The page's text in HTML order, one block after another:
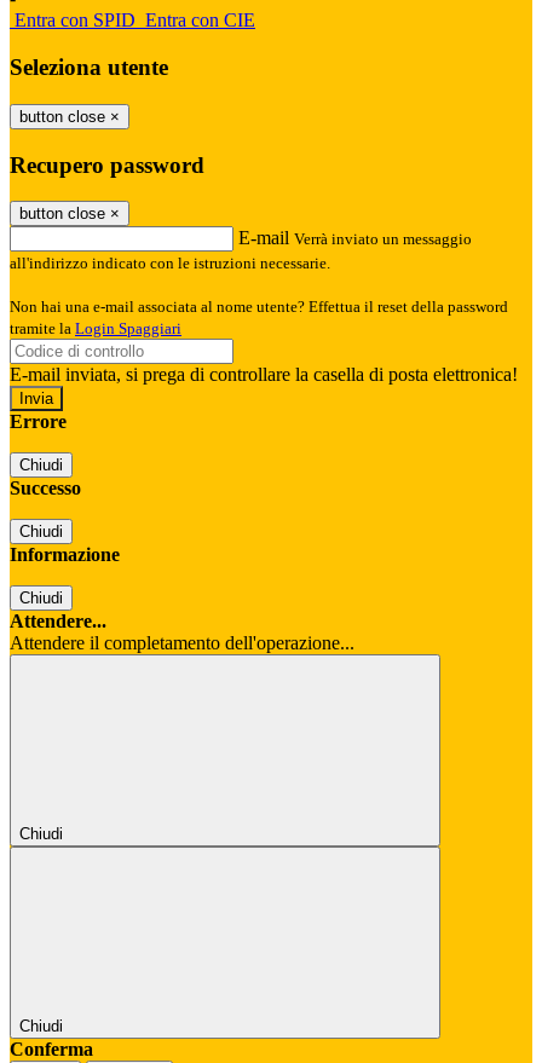
Entra con SPID Entra con CIE
Seleziona utente
button close ×
Recupero password
button close ×
E-mail Verrà inviato un messaggio
all'indirizzo indicato con le istruzioni necessarie.
Non hai una e-mail associata al nome utente? Effettua il reset della password
tramite la Login Spaggiari
E-mail inviata, si prega di controllare la casella di posta elettronica!
Errore
Chiudi
Successo
Chiudi
Informazione
Chiudi
Attendere...
Attendere il completamento dell'operazione...
Chiudi
Chiudi
Conferma